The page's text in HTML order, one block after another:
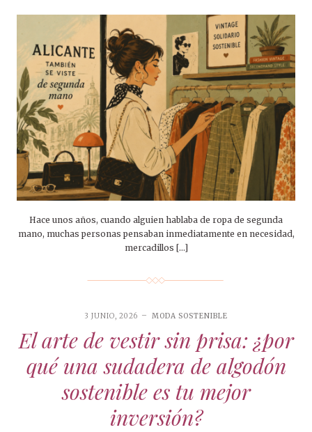
Hace unos años, cuando alguien hablaba de ropa de segunda
mano, muchas personas pensaban inmediatamente en necesidad,
mercadillos […]
3 JUNIO, 2026 MODA SOSTENIBLE
El arte de vestir sin prisa: ¿por
qué una sudadera de algodón
sostenible es tu mejor
inversión?